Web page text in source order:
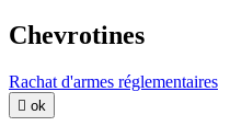
Chevrotines
Rachat d'armes réglementaires
 ok